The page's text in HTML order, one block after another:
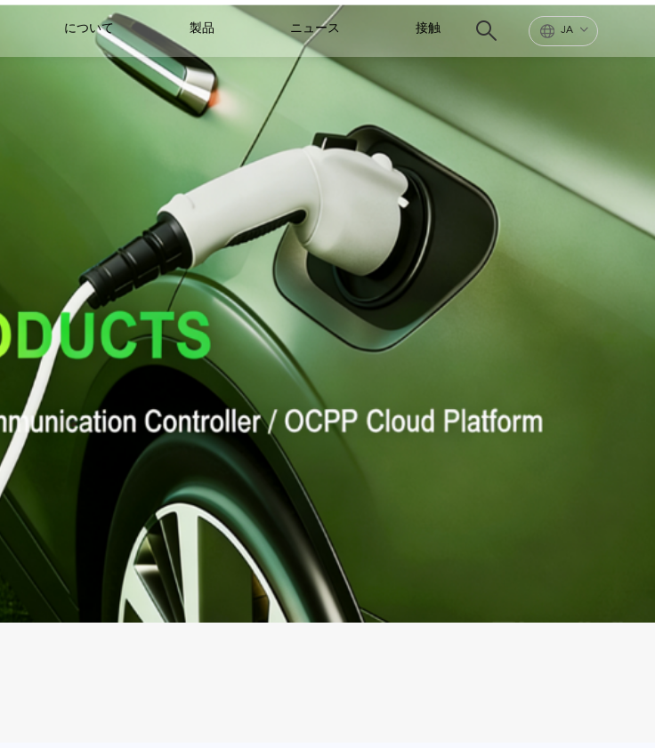
JA
について 製品 ニュース 接触